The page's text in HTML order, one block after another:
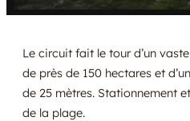
Le circuit fait le tour d’un
de près de 150 hectares et
de 25 mètres. Stationnement
de la plage.